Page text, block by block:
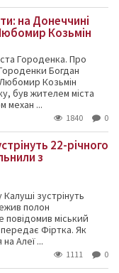
на Донеччині
Козьмін
Городенка. Про
Богдан
Козьмін
був жителем міста
механ ...
1840 0
22-річного
з
зустрінуть
полон
міський
Фіртка. Як
Алеї ...
1111 0